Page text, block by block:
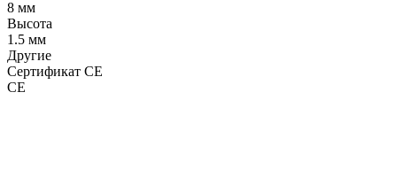
8 мм
Высота
1.5 мм
Другие
Сертификат CE
CE